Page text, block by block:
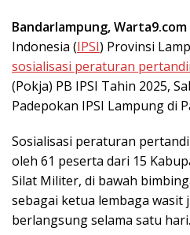
Bandarlampung, Warta9.com
Indonesia (IPSI) Provinsi
sosialisasi peraturan
(Pokja) PB IPSI Tahin 2025,
Padepokan IPSI Lampung di
Sosialisasi peraturan
oleh 61 peserta dari 15
Silat Militer, di bawah
sebagai ketua lembaga wasit
berlangsung selama satu hari.